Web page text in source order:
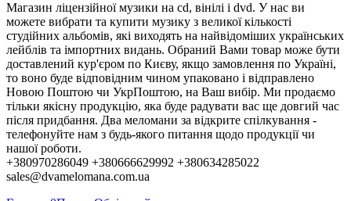
Магазин ліцензійної музики на cd, вінілі і dvd. У нас ви
можете вибрати та купити музику з великої кількості
студійних альбомів, які виходять на найвідоміших українських
лейблів та імпортних видань. Обраний Вами товар може бути
доставлений кур'єром по Києву, якщо замовлення по Україні,
то воно буде відповідним чином упаковано і відправлено
Новою Поштою чи УкрПоштою, на Ваш вибір. Ми продаємо
тільки якісну продукцію, яка буде радувати вас ще довгий час
після придбання. Два меломани за відкрите спілкування -
телефонуйте нам з будь-якого питання щодо продукції чи
нашої роботи.
+380970286049 +380666629992 +380634285022
sales@dvamelomana.com.ua